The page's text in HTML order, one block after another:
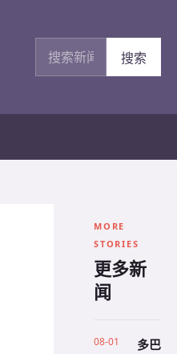
搜索新闻
搜索
MORE
STORIES
更多新
闻
08-01
多巴